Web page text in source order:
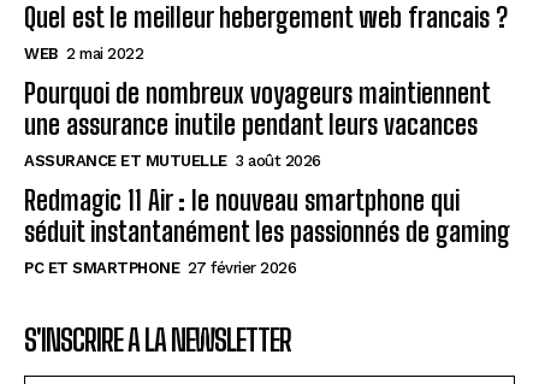
Quel est le meilleur hebergement web francais ?
WEB 2 mai 2022
Pourquoi de nombreux voyageurs maintiennent
une assurance inutile pendant leurs vacances
ASSURANCE ET MUTUELLE 3 août 2026
Redmagic 11 Air : le nouveau smartphone qui
séduit instantanément les passionnés de gaming
PC ET SMARTPHONE 27 février 2026
S'INSCRIRE A LA NEWSLETTER